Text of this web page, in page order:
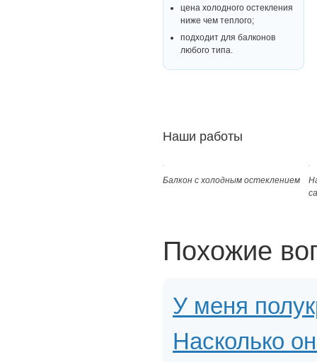
цена холодного остекления
ниже чем теплого;
подходит для балконов
любого типа.
Наши работы
Балкон с холодным остеклением
Похожие
У меня
Насколько